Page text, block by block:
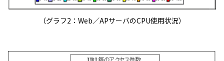
（グラフ2：Web／APサーバのCPU使用状況）